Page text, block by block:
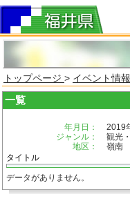
トップページ > イベント情
一覧
年月日：
2019
ジャンル：
観光
地区：
嶺南
タイトル
データがありません。